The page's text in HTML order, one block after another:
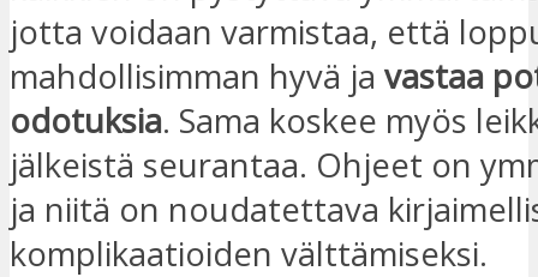
jotta voidaan varmistaa, että
mahdollisimman hyvä ja vastaa
odotuksia. Sama koskee myös
jälkeistä seurantaa. Ohjeet on
ja niitä on noudatettava
komplikaatioiden välttämiseksi.